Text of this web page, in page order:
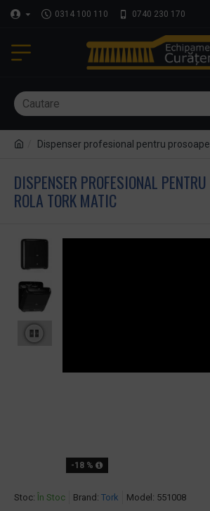
0314 100 110 0740 230 170
Dispenser profesional pentru
DISPENSER PROFESIONAL
ROLA TORK MATIC
-18 %
Stoc: În Stoc Brand: Tork Model: 551008